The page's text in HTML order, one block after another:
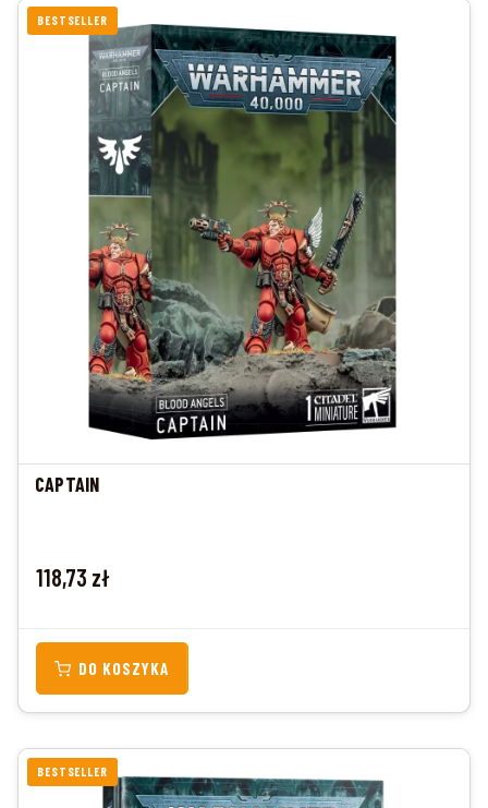
BESTSELLER
CAPTAIN
Cena
118,73 zł
DO KOSZYKA
BESTSELLER